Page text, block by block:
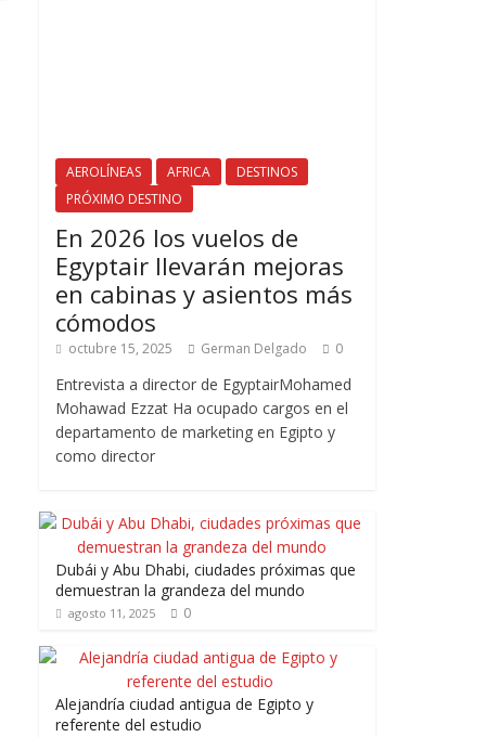
AEROLÍNEAS AFRICA
DESTINOS
PRÓXIMO DESTINO
En 2026 los vuelos de
Egyptair llevarán mejoras
en cabinas y asientos más
cómodos
octubre 15, 2025 German Delgado 0
Entrevista a director de EgyptairMohamed
Mohawad Ezzat Ha ocupado cargos en el
departamento de marketing en Egipto y
como director
Dubái y Abu Dhabi, ciudades próximas que
demuestran la grandeza del mundo
agosto 11, 2025 0
Alejandría ciudad antigua de Egipto y
referente del estudio